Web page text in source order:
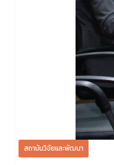
สถาบันวิจัยและพัฒนา